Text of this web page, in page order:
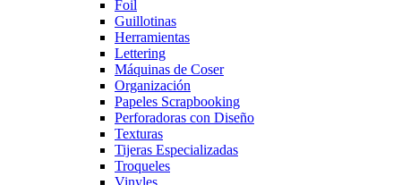
Foil
Guillotinas
Herramientas
Lettering
Máquinas de Coser
Organización
Papeles Scrapbooking
Perforadoras con Diseño
Texturas
Tijeras Especializadas
Troqueles
Vinyles